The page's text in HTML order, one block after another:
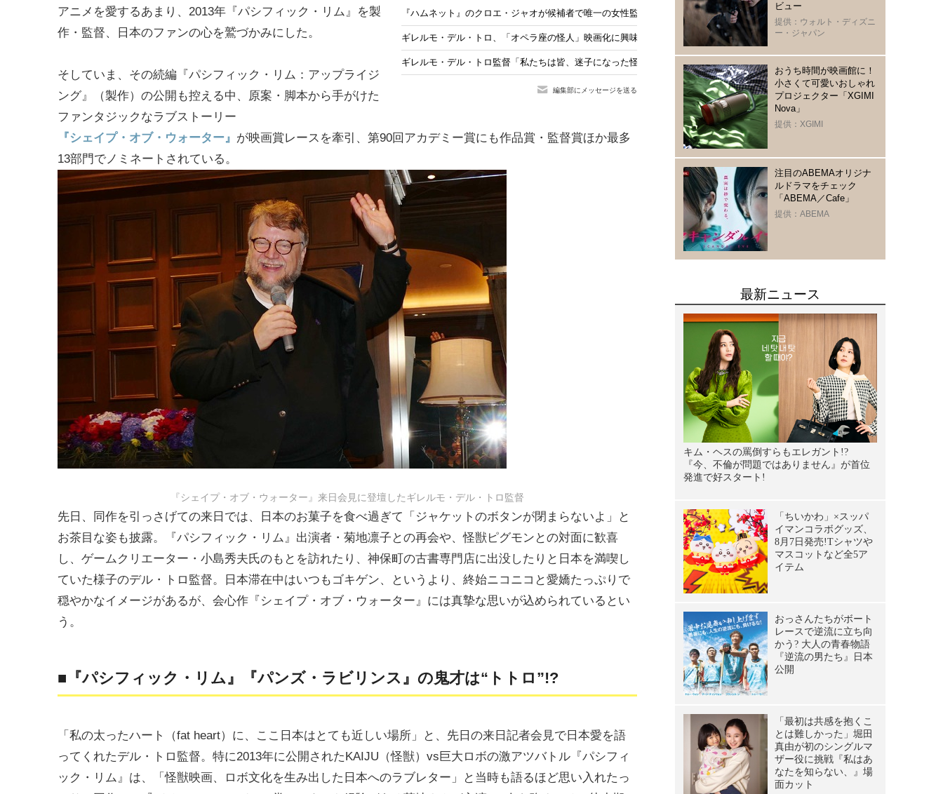
『ハムネット』のクロエ・ジャオが候補者で唯一の女性監督に 第78回全米監督協会賞（DGA賞）ノミネーション発表
ギレルモ・デル・トロ、「オペラ座の怪人」映画化に興味 ファンの間で期待高まる
ギレルモ・デル・トロ監督「私たちは皆、迷子になった怪物」『フランケンシュタイン』“怪物”の独白が響く本予告
編集部にメッセージを送る
アニメを愛するあまり、2013年『パシフィック・リム』を製
作・監督、日本のファンの心を鷲づかみにした。
そしていま、その続編『パシフィック・リム：アップライジ
ング』（製作）の公開も控える中、原案・脚本から手がけた
ファンタジックなラブストーリー
『シェイプ・オブ・ウォーター』 が映画賞レースを牽引、第90回アカデミー賞にも作品賞・監督賞ほか最多
13部門でノミネートされている。
『シェイプ・オブ・ウォーター』来日会見に登壇したギレルモ・デル・トロ監督
先日、同作を引っさげての来日では、日本のお菓子を食べ過ぎて「ジャケットのボタンが閉まらないよ」と
お茶目な姿も披露。『パシフィック・リム』出演者・菊地凛子との再会や、怪獣ピグモンとの対面に歓喜
し、ゲームクリエーター・小島秀夫氏のもとを訪れたり、神保町の古書専門店に出没したりと日本を満喫し
ていた様子のデル・トロ監督。日本滞在中はいつもゴキゲン、というより、終始ニコニコと愛嬌たっぷりで
穏やかなイメージがあるが、会心作『シェイプ・オブ・ウォーター』には真摯な思いが込められているとい
う。
■『パシフィック・リム』『パンズ・ラビリンス』の鬼才は“トトロ”!?
「私の太ったハート（fat heart）に、ここ日本はとても近しい場所」と、先日の来日記者会見で日本愛を語
ってくれたデル・トロ監督。特に2013年に公開されたKAIJU（怪獣）vs巨大ロボの激アツバトル『パシフィ
ック・リム』は、「怪獣映画、ロボ文化を生み出した日本へのラブレター」と当時も語るほど思い入れたっ
ビュー
提供：ウォルト・ディズニ
ー・ジャパン
おうち時間が映画館に！
小さくて可愛いおしゃれ
プロジェクター「XGIMI
Nova」
提供：XGIMI
注目のABEMAオリジナ
ルドラマをチェック
「ABEMA／Cafe」
提供：ABEMA